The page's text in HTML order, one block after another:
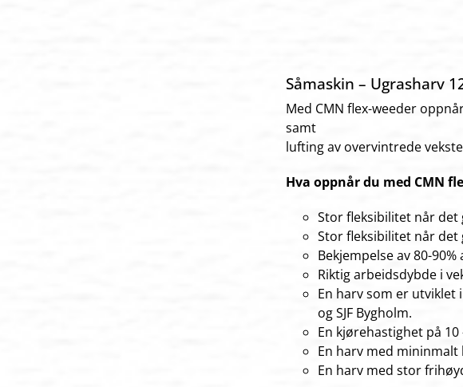
Såmaskin – Ugrasharv
Med CMN flex-weeder
samt
lufting av overvintrede
Hva oppnår du med CMN
Stor fleksibilitet når det
Stor fleksibilitet når
Bekjempelse av 80-
Riktig arbeidsdybde i
En harv som er utviklet
og SJF Bygholm.
En kjørehastighet på 10
En harv med mininmalt
En harv med stor